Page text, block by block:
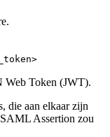
Web Token (JWT).
die aan elkaar zijn
Assertion zou